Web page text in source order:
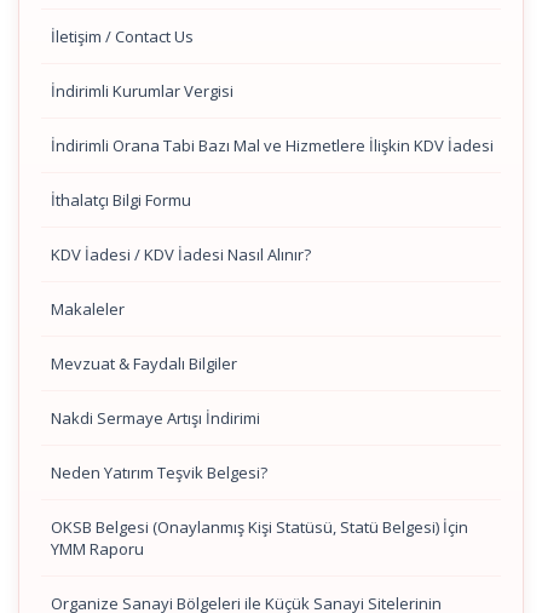
İletişim / Contact Us
İndirimli Kurumlar Vergisi
İndirimli Orana Tabi Bazı Mal ve Hizmetlere İlişkin KDV İadesi
İthalatçı Bilgi Formu
KDV İadesi / KDV İadesi Nasıl Alınır?
Makaleler
Mevzuat & Faydalı Bilgiler
Nakdi Sermaye Artışı İndirimi
Neden Yatırım Teşvik Belgesi?
OKSB Belgesi (Onaylanmış Kişi Statüsü, Statü Belgesi) İçin
YMM Raporu
Organize Sanayi Bölgeleri ile Küçük Sanayi Sitelerinin